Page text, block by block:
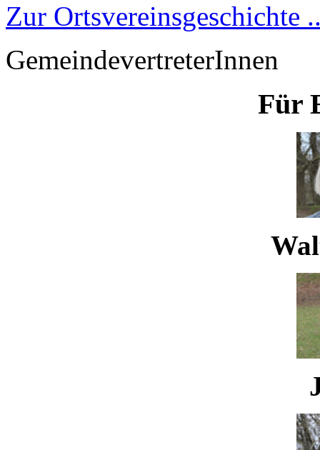
Zur Ortsvereinsgeschichte
GemeindevertreterInnen
Für